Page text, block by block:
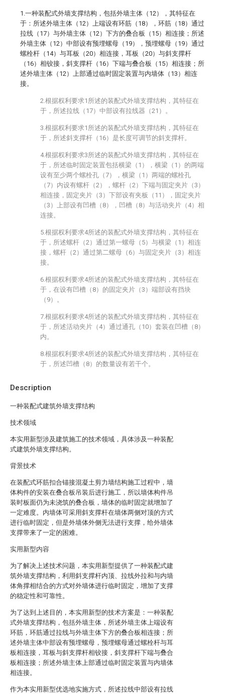
Description
一种装配式建筑外墙支撑结构
技术领域
本实用新型涉及建筑施工的技术领域，具体涉及一种装配
式建筑外墙支撑结构。
背景技术
在装配式环筋扣合锚接混凝土剪力墙结构施工过程中，墙
体构件的安装在叠合板吊装后进行施工，所以墙体构件吊
装时板面仍为未浇筑的叠合板，墙体的临时固定就增加了
一定难度。内墙体可采用斜支撑杆在墙体两侧对顶的方式
进行临时固定，但是外墙体外侧无法进行支撑，给外墙体
支撑带来了一定的困难。
实用新型内容
为了解决上述技术问题，本实用新型提供了一种装配式建
筑外墙支撑结构，利用斜支撑杆内顶、拉线外拉和与内墙
体角撑相结合的方式对外墙体进行临时固定，增加了支撑
的稳定性和可靠性。
为了达到上述目的，本实用新型的技术方案是：一种装配
式外墙支撑结构，包括外墙主体，所述外墙主体上端设有
环筋，环筋通过拉线与外墙主体下方的叠合板相连接；所
述外墙主体中部设有预埋螺母，预埋螺母通过螺栓杆与耳
板相连接，耳板与斜支撑杆相铰接，斜支撑杆下端与叠合
板相连接；所述外墙主体上部通过临时固定装置与内墙体
相连接。
作为本实用新型优选地实施方式，所述拉线中部设有拉线
1.一种装配式外墙支撑结构，包括外墙主体（12），其特征在
于：所述外墙主体（12）上端设有环筋（18），环筋（18）通过
拉线（17）与外墙主体（12）下方的叠合板（15）相连接；所述
外墙主体（12）中部设有预埋螺母（19），预埋螺母（19）通过
螺栓杆（14）与耳板（20）相连接，耳板（20）与斜支撑杆
（16）相铰接，斜支撑杆（16）下端与叠合板（15）相连接；所
述外墙主体（12）上部通过临时固定装置与内墙体（13）相连
接。
2.根据权利要求1所述的装配式外墙支撑结构，其特征在
于，所述拉线（17）中部设有拉线器（21）。
3.根据权利要求1所述的装配式外墙支撑结构，其特征在
于，所述斜支撑杆（16）是长度可调节的斜支撑杆。
4.根据权利要求3所述的装配式外墙支撑结构，其特征在
于，所述临时固定装置包括横梁（1），横梁（1）的两端
设有至少两个螺栓孔（7），横梁（1）两端的螺栓孔
（7）内设有螺杆（2），螺杆（2）下端与固定夹片（3）
相连接，固定夹片（3）下部设有夹板（11），固定夹片
（3）上部设有凹槽（8），凹槽（8）与活动夹片（4）相
连接。
5.根据权利要求4所述的装配式外墙支撑结构，其特征在
于，所述螺杆（2）通过第一螺母（5）与横梁（1）相连
接，螺杆（2）通过第二螺母（6）与固定夹片（3）相连
接。
6.根据权利要求4所述的装配式外墙支撑结构，其特征在
于，在设有凹槽（8）的固定夹片（3）端部设有挡块
（9）。
7.根据权利要求4所述的装配式外墙支撑结构，其特征在
于，所述活动夹片（4）通过通孔（10）套装在凹槽（8）
内。
8.根据权利要求4所述的装配式外墙支撑结构，其特征在
于，所述凹槽（8）的数量设有若干个。